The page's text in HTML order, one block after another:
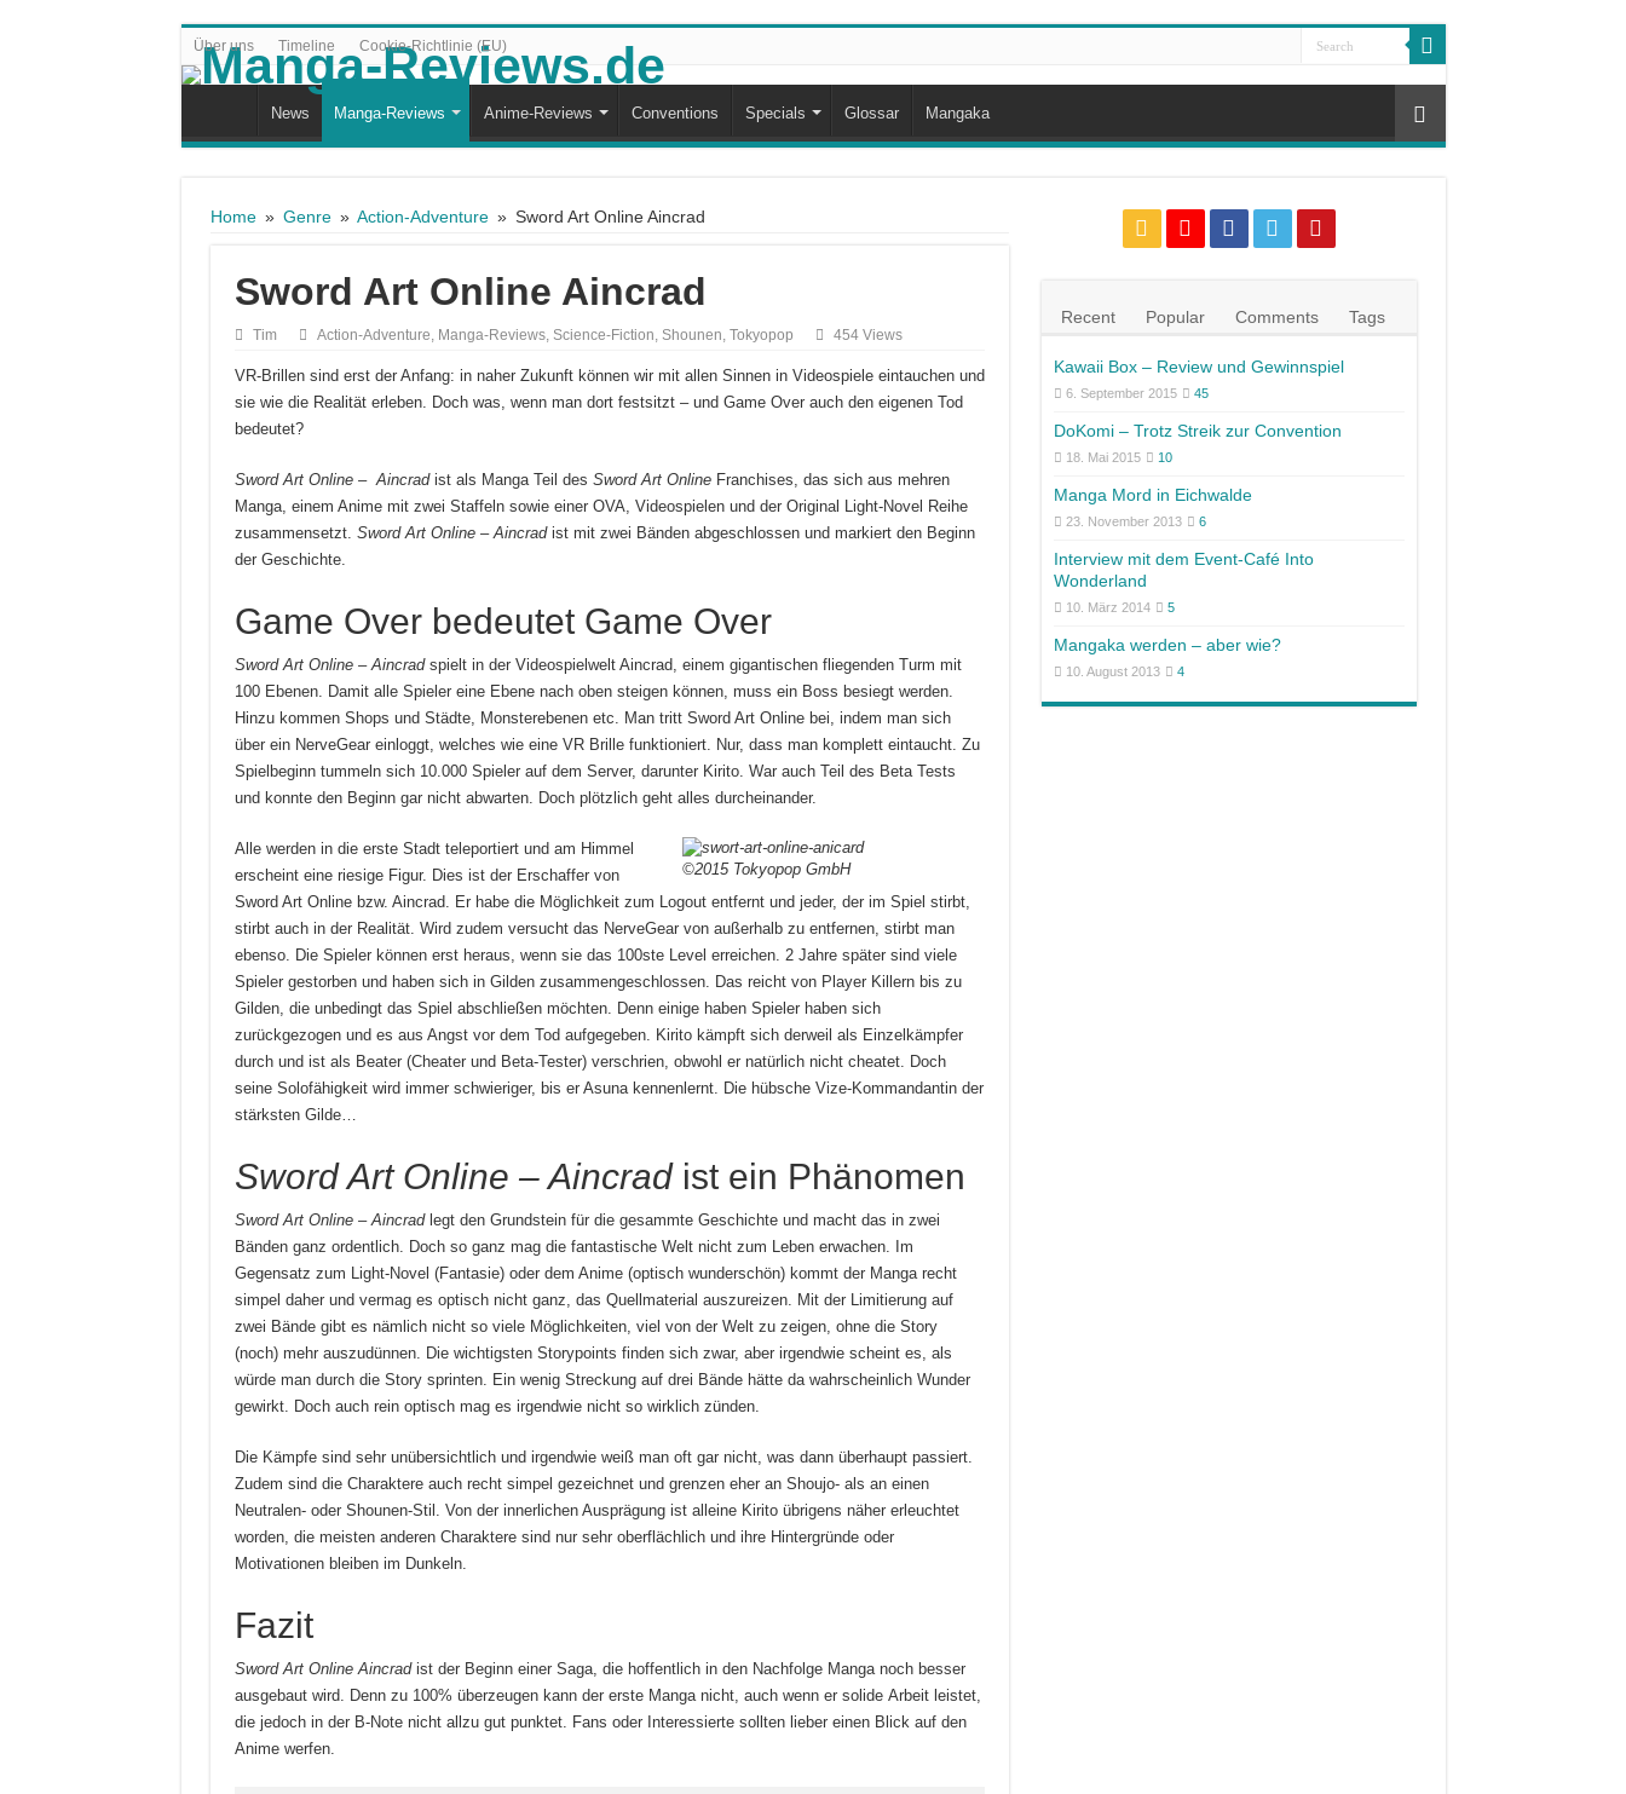
Über uns Timeline Cookie-Richtlinie (EU)
News Manga-Reviews Anime-Reviews Conventions Specials Glossar Mangaka
Home » Genre » Action-Adventure » Sword Art Online Aincrad
Sword Art Online Aincrad
Tim Action-Adventure, Manga-Reviews, Science-Fiction, Shounen, Tokyopop 454 Views
VR-Brillen sind erst der Anfang: in naher Zukunft können wir mit allen Sinnen in Videospiele eintauchen und
sie wie die Realität erleben. Doch was, wenn man dort festsitzt – und Game Over auch den eigenen Tod
bedeutet?
Sword Art Online – Aincradist als Manga Teil des Sword Art OnlineFranchises, das sich aus mehren
Manga, einem Anime mit zwei Staffeln sowie einer OVA, Videospielen und der Original Light-Novel Reihe
zusammensetzt. Sword Art Online – Aincradist mit zwei Bänden abgeschlossen und markiert den Beginn
der Geschichte.
Game Over bedeutet Game Over
Sword Art Online – Aincradspielt in der Videospielwelt Aincrad, einem gigantischen fliegenden Turm mit
100 Ebenen. Damit alle Spieler eine Ebene nach oben steigen können, muss ein Boss besiegt werden.
Hinzu kommen Shops und Städte, Monsterebenen etc. Man tritt Sword Art Online bei, indem man sich
über ein NerveGear einloggt, welches wie eine VR Brille funktioniert. Nur, dass man komplett eintaucht. Zu
Spielbeginn tummeln sich 10.000 Spieler auf dem Server, darunter Kirito. War auch Teil des Beta Tests
und konnte den Beginn gar nicht abwarten. Doch plötzlich geht alles durcheinander.
©2015 Tokyopop GmbH
Alle werden in die erste Stadt teleportiert und am Himmel
erscheint eine riesige Figur. Dies ist der Erschaffer von
Sword Art Online bzw. Aincrad. Er habe die Möglichkeit zum Logout entfernt und jeder, der im Spiel stirbt,
stirbt auch in der Realität. Wird zudem versucht das NerveGear von außerhalb zu entfernen, stirbt man
ebenso. Die Spieler können erst heraus, wenn sie das 100ste Level erreichen. 2 Jahre später sind viele
Spieler gestorben und haben sich in Gilden zusammengeschlossen. Das reicht von Player Killern bis zu
Gilden, die unbedingt das Spiel abschließen möchten. Denn einige haben Spieler haben sich
zurückgezogen und es aus Angst vor dem Tod aufgegeben. Kirito kämpft sich derweil als Einzelkämpfer
durch und ist als Beater (Cheater und Beta-Tester) verschrien, obwohl er natürlich nicht cheatet. Doch
seine Solofähigkeit wird immer schwieriger, bis er Asuna kennenlernt. Die hübsche Vize-Kommandantin der
stärksten Gilde…
Sword Art Online – Aincradist ein Phänomen
Sword Art Online – Aincradlegt den Grundstein für die gesammte Geschichte und macht das in zwei
Bänden ganz ordentlich. Doch so ganz mag die fantastische Welt nicht zum Leben erwachen. Im
Gegensatz zum Light-Novel (Fantasie) oder dem Anime (optisch wunderschön) kommt der Manga recht
simpel daher und vermag es optisch nicht ganz, das Quellmaterial auszureizen. Mit der Limitierung auf
zwei Bände gibt es nämlich nicht so viele Möglichkeiten, viel von der Welt zu zeigen, ohne die Story
(noch) mehr auszudünnen. Die wichtigsten Storypoints finden sich zwar, aber irgendwie scheint es, als
würde man durch die Story sprinten. Ein wenig Streckung auf drei Bände hätte da wahrscheinlich Wunder
gewirkt. Doch auch rein optisch mag es irgendwie nicht so wirklich zünden.
Die Kämpfe sind sehr unübersichtlich und irgendwie weiß man oft gar nicht, was dann überhaupt passiert.
Zudem sind die Charaktere auch recht simpel gezeichnet und grenzen eher an Shoujo- als an einen
Neutralen- oder Shounen-Stil. Von der innerlichen Ausprägung ist alleine Kirito übrigens näher erleuchtet
worden, die meisten anderen Charaktere sind nur sehr oberflächlich und ihre Hintergründe oder
Motivationen bleiben im Dunkeln.
Fazit
Sword Art Online Aincradist der Beginn einer Saga, die hoffentlich in den Nachfolge Manga noch besser
ausgebaut wird. Denn zu 100% überzeugen kann der erste Manga nicht, auch wenn er solide Arbeit leistet,
die jedoch in der B-Note nicht allzu gut punktet. Fans oder Interessierte sollten lieber einen Blick auf den
Anime werfen.
Recent Popular Comments Tags
Kawaii Box – Review und Gewinnspiel
6. September 2015 45
DoKomi – Trotz Streik zur Convention
18. Mai 2015 10
Manga Mord in Eichwalde
23. November 2013 6
Interview mit dem Event-Café Into
Wonderland
10. März 2014 5
Mangaka werden – aber wie?
10. August 2013 4